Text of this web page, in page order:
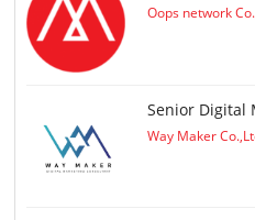
Oops network
Senior Digital
Way Maker